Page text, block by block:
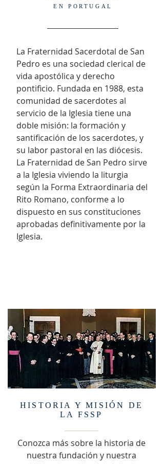
EN PORTUGAL
La Fraternidad Sacerdotal de San
Pedro es una sociedad clerical de
vida apostólica y derecho
pontificio. Fundada en 1988, esta
comunidad de sacerdotes al
servicio de la Iglesia tiene una
doble misión: la formación y
santificación de los sacerdotes, y
su labor pastoral en las diócesis.
La Fraternidad de San Pedro sirve
a la Iglesia viviendo la liturgia
según la Forma Extraordinaria del
Rito Romano, conforme a lo
dispuesto en sus constituciones
aprobadas definitivamente por la
Iglesia.
HISTORIA Y MISIÓN DE
LA FSSP
Conozca más sobre la historia de
nuestra fundación y nuestra